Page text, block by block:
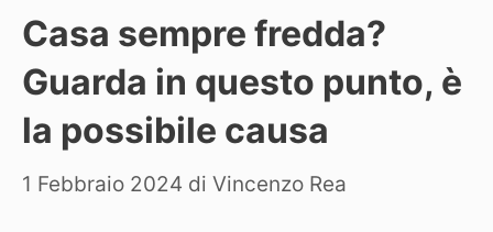
Casa sempre fredda?
Guarda in questo punto, è
la possibile causa
1 Febbraio 2024 di Vincenzo Rea